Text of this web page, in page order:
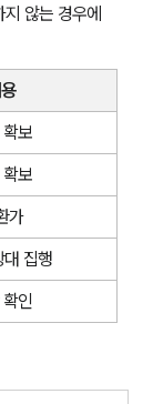
않는 경우에
보
보
가
집행
인